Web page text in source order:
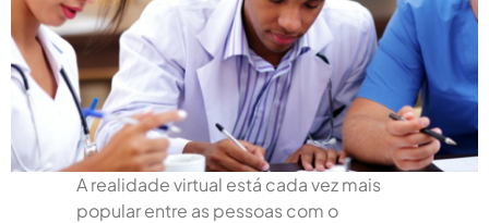
A realidade virtual está cada vez mais
popular entre as pessoas com o